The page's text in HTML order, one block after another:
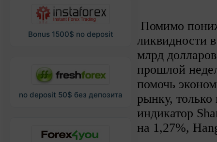
Bonus 1500$ no deposit
no deposit 50$ без депозита
Помимо
ликвидности
млрд
прошлой
помочь
рынку,
индикатор
на 1,27%,